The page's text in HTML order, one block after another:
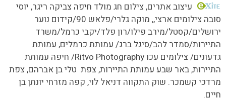
עיצוב אתרים, צילום חג מולד חיפה צביקה ריגר, יוסי
סובה צילומים ארצי,, מוקה גלרי/
פלאש 90/קידום נוער
ירושלים/קסטל/מירב פילו/רון פלד/יקבי כרמל/משרד
התיירות/סמדר להב/סיגל ברג/ עמותת כרמלים, עמותת
גדעונים/ צילומים עכו Ritvo Photography/ חיפה עמותת
התיירות, באר שבע עמותת התיירות, צפת טלי בן אברהם, צפת
מרדכי קשמכר. שוק התקווה דניאל לוי, קפה מזרחי יונתן בן
חיים.